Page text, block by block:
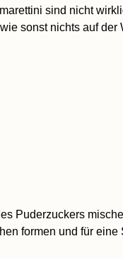
sind nicht
sonst nichts auf der
Puderzuckers
formen und für